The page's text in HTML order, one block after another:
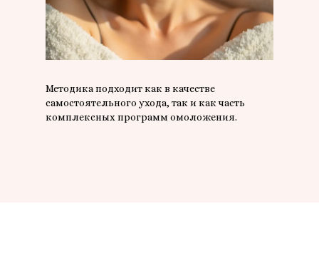
Методика подходит как в качестве
самостоятельного ухода, так и как часть
комплексных программ омоложения.